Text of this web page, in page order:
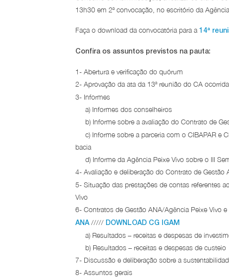
13h30 em 2ª convocação, no escritório da
Faça o download da convocatória para a 14ª
Confira os assuntos previstos na pauta:
1- Abertura e verificação do quórum
2- Aprovação da ata da 13ª reunião do CA
3- Informes
a) Informes dos conselheiros
b) Informe sobre a avaliação do Contrato de
c) Informe sobre a parceria com o CIBAPAR e
bacia
d) Informe da Agência Peixe Vivo sobre o III
4- Avaliação e deliberação do Contrato de Gestão
5- Situação das prestações de contas referentes
Vivo
6- Contratos de Gestão ANA/Agência Peixe Vivo
ANA ///// DOWNLOAD CG IGAM
a) Resultados – receitas e despesas de
b) Resultados – receitas e despesas de custeio
7- Discussão e deliberação sobre a
8- Assuntos gerais